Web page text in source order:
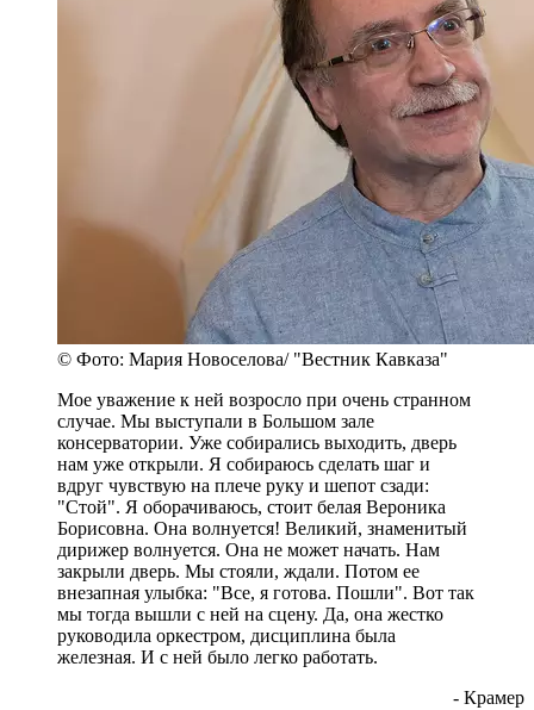
© Фото: Мария Новоселова/ "Вестник Кавказа"
Мое уважение к ней возросло при очень странном
случае. Мы выступали в Большом зале
консерватории. Уже собирались выходить, дверь
нам уже открыли. Я собираюсь сделать шаг и
вдруг чувствую на плече руку и шепот сзади:
"Стой". Я оборачиваюсь, стоит белая Вероника
Борисовна. Она волнуется! Великий, знаменитый
дирижер волнуется. Она не может начать. Нам
закрыли дверь. Мы стояли, ждали. Потом ее
внезапная улыбка: "Все, я готова. Пошли". Вот так
мы тогда вышли с ней на сцену. Да, она жестко
руководила оркестром, дисциплина была
железная. И с ней было легко работать.
- Крамер